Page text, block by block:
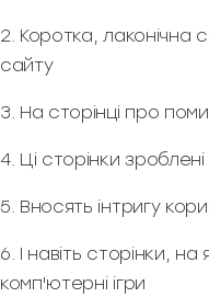
2. Коротка, лаконічна
сайту
3. На сторінці про
4. Ці сторінки
5. Вносять інтригу
6. І навіть сторінки,
комп'ютерні ігри